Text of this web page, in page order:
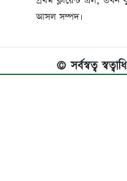
আসল সম্পদ।
© সর্বস্বত্ব